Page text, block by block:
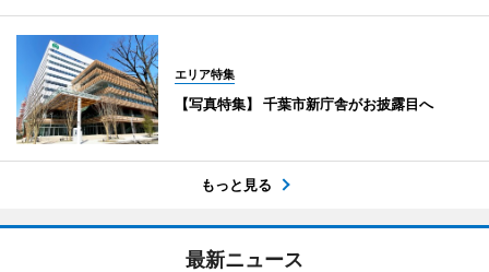
エリア特集
【写真特集】 千葉市新庁舎がお披露目へ
もっと見る
最新ニュース